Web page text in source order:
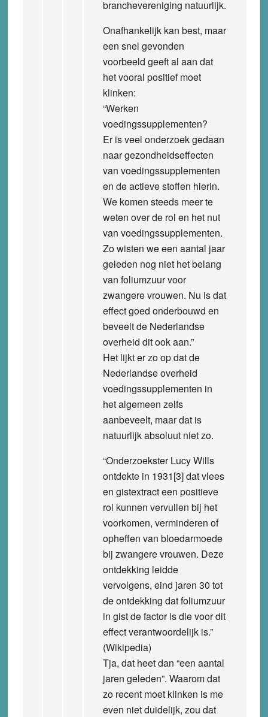
branchevereniging natuurlijk.
Onafhankelijk kan best, maar
een snel gevonden
voorbeeld geeft al aan dat
het vooral positief moet
klinken:
“Werken
voedingssupplementen?
Er is veel onderzoek gedaan
naar gezondheidseffecten
van voedingssupplementen
en de actieve stoffen hierin.
We komen steeds meer te
weten over de rol en het nut
van voedingssupplementen.
Zo wisten we een aantal jaar
geleden nog niet het belang
van foliumzuur voor
zwangere vrouwen. Nu is dat
effect goed onderbouwd en
beveelt de Nederlandse
overheid dit ook aan.”
Het lijkt er zo op dat de
Nederlandse overheid
voedingssupplementen in
het algemeen zelfs
aanbeveelt, maar dat is
natuurlijk absoluut niet zo.
“Onderzoekster Lucy Wills
ontdekte in 1931[3] dat vlees
en gistextract een positieve
rol kunnen vervullen bij het
voorkomen, verminderen of
opheffen van bloedarmoede
bij zwangere vrouwen. Deze
ontdekking leidde
vervolgens, eind jaren 30 tot
de ontdekking dat foliumzuur
in gist de factor is die voor dit
effect verantwoordelijk is.”
(Wikipedia)
Tja, dat heet dan “een aantal
jaren geleden”. Waarom dat
zo recent moet klinken is me
even niet duidelijk, zou dat